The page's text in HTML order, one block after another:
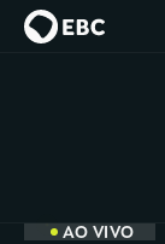
AO VIVO